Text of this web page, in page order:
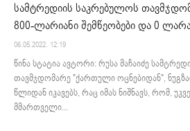
სამტრედიის საკრებულოს
800-ლარიანი შემწეობები და 0
06.05.2022. 12:19
წინა სტატია ავტორი: რუსა მაჩაიძე
თავმჯდომარე "ქართული ოცნებიდან",
წლიდან იკავებს, რაც იმას ნიშნავს, რომ,
მმართველი...